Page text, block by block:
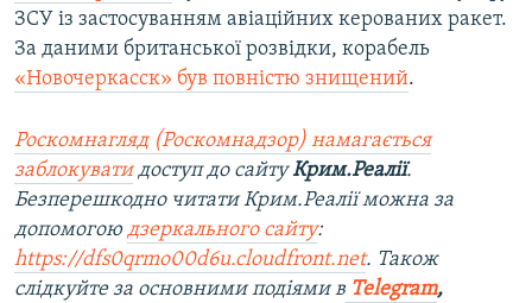
ЗСУ із застосуванням авіаційних керованих ракет.
За даними британської розвідки, корабель
«Новочеркасск» був повністю знищений.
Роскомнагляд (Роскомнадзор) намагається
заблокуватидоступ до сайтуКрим.Реалії.
Безперешкодно читати Крим.Реалії можна за
допомогою дзеркального сайту:
https://dfs0qrmo00d6u.cloudfront.net. Також
слідкуйте за основними подіями в Telegram,